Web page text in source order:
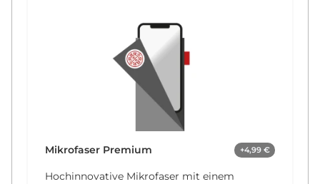
Mikrofaser Premium +4,99 €
Hochinnovative Mikrofaser mit einem